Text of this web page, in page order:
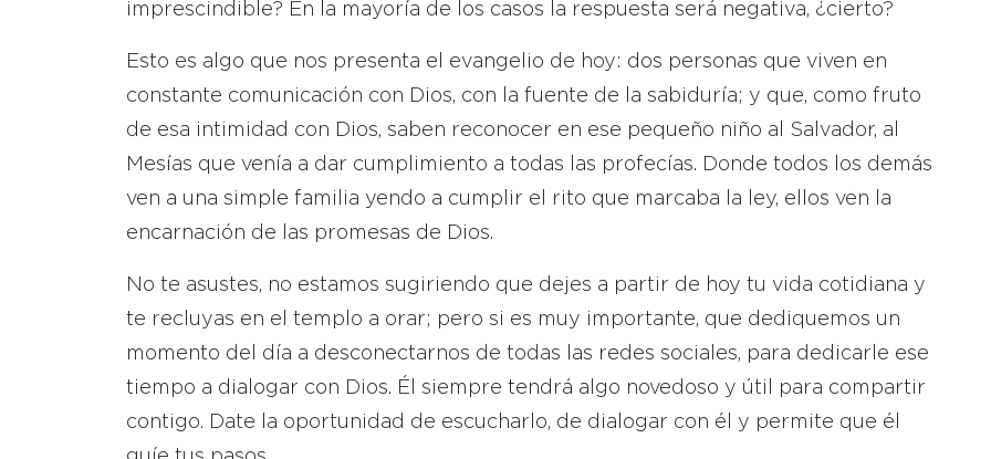
imprescindible? En la mayoría de los casos la respuesta será negativa, ¿cierto?
Esto es algo que nos presenta el evangelio de hoy: dos personas que viven en
constante comunicación con Dios, con la fuente de la sabiduría; y que, como fruto
de esa intimidad con Dios, saben reconocer en ese pequeño niño al Salvador, al
Mesías que venía a dar cumplimiento a todas las profecías. Donde todos los demás
ven a una simple familia yendo a cumplir el rito que marcaba la ley, ellos ven la
encarnación de las promesas de Dios.
No te asustes, no estamos sugiriendo que dejes a partir de hoy tu vida cotidiana y
te recluyas en el templo a orar; pero si es muy importante, que dediquemos un
momento del día a desconectarnos de todas las redes sociales, para dedicarle ese
tiempo a dialogar con Dios. Él siempre tendrá algo novedoso y útil para compartir
contigo. Date la oportunidad de escucharlo, de dialogar con él y permite que él